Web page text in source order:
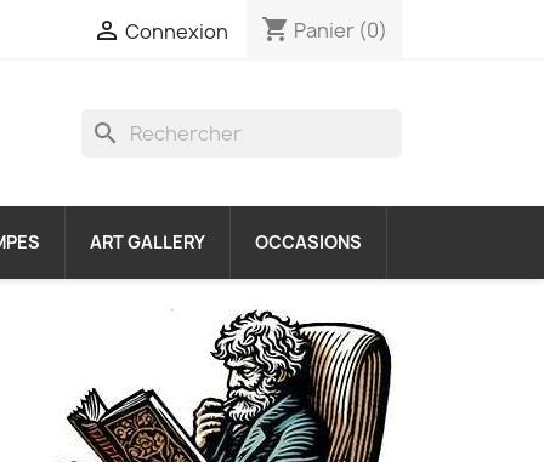
 Connexion shopping_cart Panier (0)
search
ART GALLERY OCCASIONS